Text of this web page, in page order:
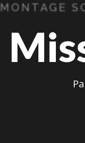
MONTAGE